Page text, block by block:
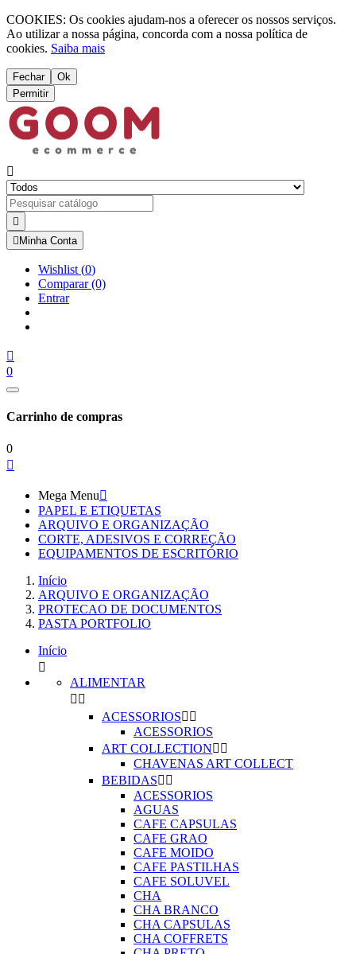
COOKIES: Os cookies ajudam-nos a oferecer os nossos serviços.
Ao utilizar a nossa página, concorda com a nossa política de
cookies. Saiba mais
Fechar
Ok
Permitir


 Minha Conta
Wishlist (0)
Comparar(0)
Entrar

0
Carrinho de compras
0

Mega Menu
PAPEL E ETIQUETAS
ARQUIVO E ORGANIZAÇÃO
CORTE, ADESIVOS E CORREÇÃO
EQUIPAMENTOS DE ESCRITÓRIO
Início
ARQUIVO E ORGANIZAÇÃO
PROTECAO DE DOCUMENTOS
PASTA PORTFOLIO
Início

ALIMENTAR
 
ACESSORIOS 
ACESSORIOS
ART COLLECTION 
CHAVENAS ART COLLECT
BEBIDAS 
ACESSORIOS
AGUAS
CAFE CAPSULAS
CAFE GRAO
CAFE MOIDO
CAFE PASTILHAS
CAFE SOLUVEL
CHA
CHA BRANCO
CHA CAPSULAS
CHA COFFRETS